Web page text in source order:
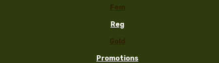
Fem
Reg
Gold
Promotions